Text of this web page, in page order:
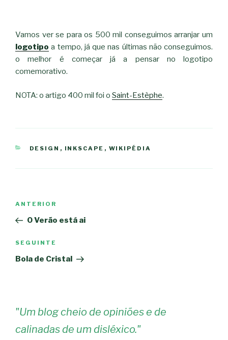
Vamos ver se para os 500 mil conseguimos arranjar um
logotipo a tempo, já que nas últimas não conseguimos.
o melhor é começar já a pensar no logotipo
comemorativo.
NOTA: o artigo 400 mil foi o Saint-Estèphe.
CATEGORIAS
DESIGN , INKSCAPE , WIKIPÉDIA
artigos
Conteúdo
anterior
ANTERIOR
O Verão está ai
Conteúdo
seguinte
SEGUINTE
Bola de Cristal
"Um blog cheio de opiniões e de
calinadas de um disléxico."